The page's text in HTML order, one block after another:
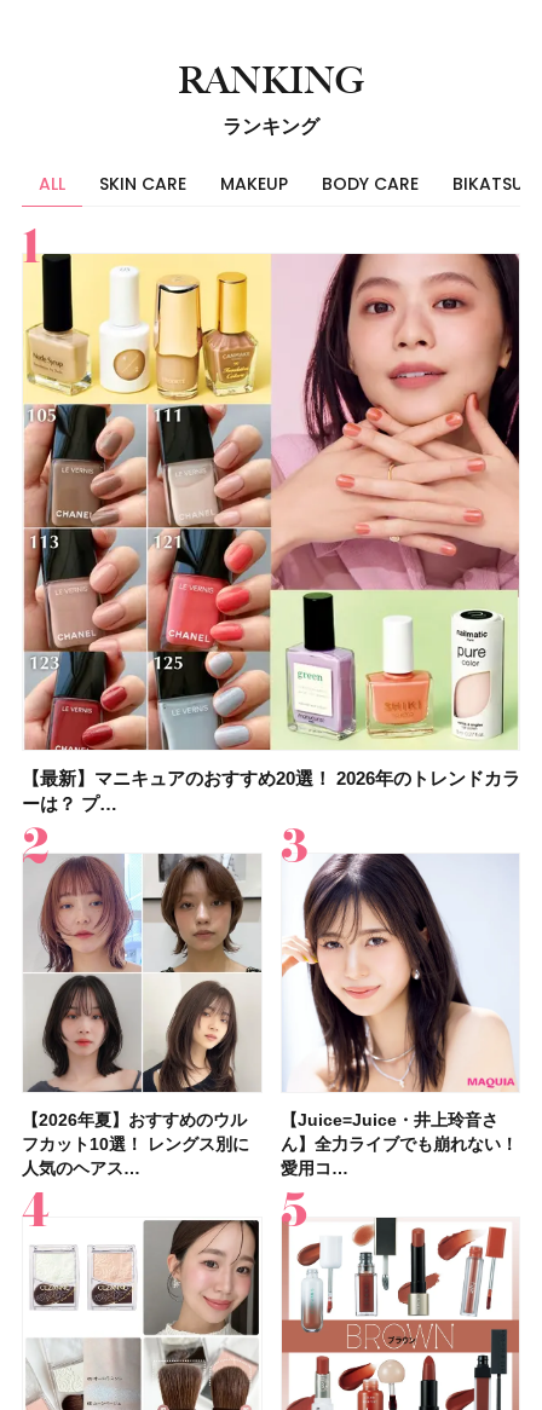
RANKING
ランキング
ALL SKIN CARE MAKEUP BODY CARE BIKATSU
すべて
【最新】マニキュアのおすすめ20選！ 2026年のトレンドカラ
ーは？ プ…
【2026年夏】おすすめのウル
フカット10選！ レングス別に
人気のヘアス…
【Juice=Juice・井上玲音さ
ん】全力ライブでも崩れない！
愛用コ…
スキンケア
大野真理子さんのリピ買い「ブライトニング」14選！ 透明肌
の秘訣を公開
【石井美保さん】おすすめの
「ブライトニング」11選！ ス
キンケアからサプ…
【2026夏】「大人のニキビケ
ア」ランキングTOP5！＜マキ
アビューティ…
メイク
【最新】マニキュアのおすすめ20選！ 2026年のトレンドカラ
ーは？ プ…
【Juice=Juice・井上玲音さ
ん】全力ライブでも崩れない！
愛用コ…
【セザンヌ】新作パールグロウ
ハイライトNのスウォッチ＆口
コミを紹介！ ツ…
ボディケア
【2026夏】「香水・フレグランス」ランキングTOP5！＜美
容マニア・マ…
【2026年】ボディ用日焼け止
めUVのおすすめ20選！ この夏
注目の人気…
【クリスマスコフレ2026】
HACCIのホリデーギフトが豪華
すぎると話題…
美活
【おすすめダイエットサプリ８選】食べすぎた日をサポー
ト！選び方＆糖質・脂…
【板野友美さんの美活】「実は
うねりやすいクセ毛なんです」
美しいロングヘア…
【美容系・伊能忠敬界隈】目指
すは日本縦断！ 山之内すずさ
んが100km歩…
ヘア
【2026年夏】おすすめのウルフカット10選！ レングス別に人
気のヘアス…
【2026年夏】40代におすすめ
の髪型30選！ 若く見える・手
入れが楽な…
【2026年夏】おすすめの髪型
36選！ショート・ボブ・ミディ
アム・ロング…
ライフスタイル
【橋本環奈さんの美容Q&A】顔用コスメで全身ケア！「お尻
や脚も喜んでくれ…
【フォロー＆いいねで当たる】
中国割烹旅館 掬水亭の宿泊券
を1組2名様にプ…
【鈴木えみさんの愛用品30選】
コスメ・スキンケア・ヘアケア
etc.お気に…
ビューティーズ
【セザンヌ新色】ブライトカラーシーラーを全色レビュー！
色補正効果をビフォ…
【新色追加】セザンヌ「ウォー
タリーティントリップ」全色レ
ビュー｜イエベ・…
【セザンヌ】8/7新色追加！
「ウォータリーティントリップ
」10モモピュ…